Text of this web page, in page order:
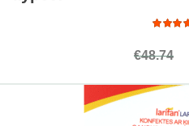
4.97
€48.74